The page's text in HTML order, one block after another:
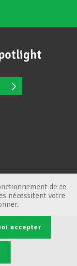
Gestion des cookies
de ce
nécessitent votre
accepter